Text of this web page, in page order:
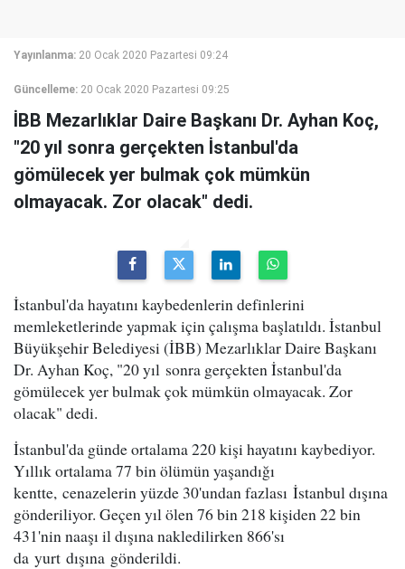
Yayınlanma: 20 Ocak 2020 Pazartesi 09:24
Güncelleme: 20 Ocak 2020 Pazartesi 09:25
İBB Mezarlıklar Daire Başkanı Dr. Ayhan Koç,
"20 yıl sonra gerçekten İstanbul'da
gömülecek yer bulmak çok mümkün
olmayacak. Zor olacak" dedi.
İstanbul'da hayatını kaybedenlerin definlerini
memleketlerinde yapmak için çalışma başlatıldı. İstanbul
Büyükşehir Belediyesi (İBB) Mezarlıklar Daire Başkanı
Dr. Ayhan Koç, "20 yıl sonra gerçekten İstanbul'da
gömülecek yer bulmak çok mümkün olmayacak. Zor
olacak" dedi.
İstanbul'da günde ortalama 220 kişi hayatını kaybediyor.
Yıllık ortalama 77 bin ölümün yaşandığı
kentte, cenazelerin yüzde 30'undan fazlası İstanbul dışına
gönderiliyor. Geçen yıl ölen 76 bin 218 kişiden 22 bin
431'nin naaşı il dışına nakledilirken 866'sı
da yurt dışına gönderildi.